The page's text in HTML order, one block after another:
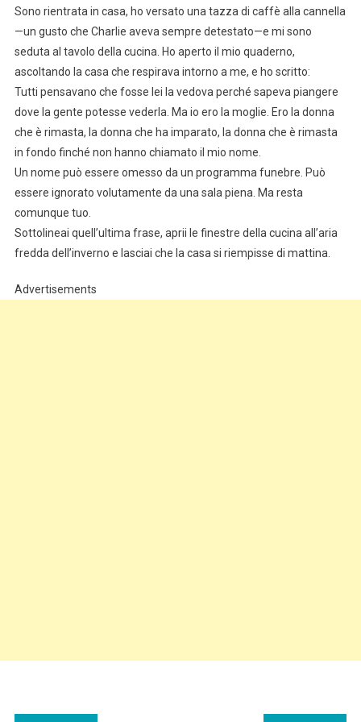
Sono rientrata in casa, ho versato una tazza di caffè alla cannella
—un gusto che Charlie aveva sempre detestato—e mi sono
seduta al tavolo della cucina. Ho aperto il mio quaderno,
ascoltando la casa che respirava intorno a me, e ho scritto:
Tutti pensavano che fosse lei la vedova perché sapeva piangere
dove la gente potesse vederla. Ma io ero la moglie. Ero la donna
che è rimasta, la donna che ha imparato, la donna che è rimasta
in fondo finché non hanno chiamato il mio nome.
Un nome può essere omesso da un programma funebre. Può
essere ignorato volutamente da una sala piena. Ma resta
comunque tuo.
Sottolineai quell’ultima frase, aprii le finestre della cucina all’aria
fredda dell’inverno e lasciai che la casa si riempisse di mattina.
Advertisements